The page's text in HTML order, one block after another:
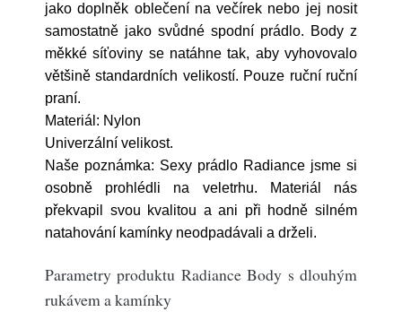
jako doplněk oblečení na večírek nebo jej nosit
samostatně jako svůdné spodní prádlo. Body z
měkké síťoviny se natáhne tak, aby vyhovovalo
většině standardních velikostí. Pouze ruční ruční
praní.
Materiál: Nylon
Univerzální velikost.
Naše poznámka: Sexy prádlo Radiance jsme si
osobně prohlédli na veletrhu. Materiál nás
překvapil svou kvalitou a ani při hodně silném
natahování kamínky neodpadávali a drželi.
Parametry produktu Radiance Body s dlouhým
rukávem a kamínky